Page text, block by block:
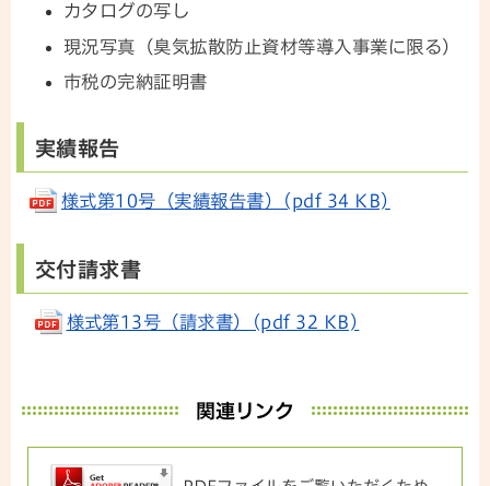
カタログの写し
現況写真（臭気拡散防止資材等導入事業に限る）
市税の完納証明書
実績報告
様式第10号（実績報告書）(pdf 34 KB)
交付請求書
様式第13号（請求書）(pdf 32 KB)
関連リンク